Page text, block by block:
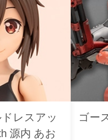
レスアッ
源内 あお
ゴー